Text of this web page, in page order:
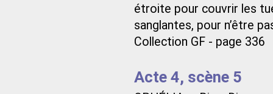
étroite pour couvrir les
sanglantes, pour n’être
Collection GF - page 336
Acte 4, scène 5